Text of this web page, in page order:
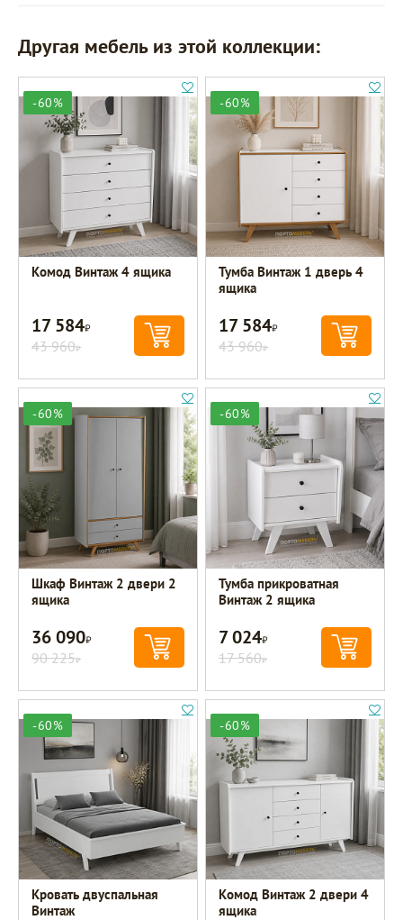
Другая мебель из этой коллекции:
-60%
Комод Винтаж 4 ящика
17 584Р
43 960Р
-60%
Тумба Винтаж 1 дверь 4
ящика
17 584Р
43 960Р
-60%
Шкаф Винтаж 2 двери 2
ящика
36 090Р
90 225Р
-60%
Тумба прикроватная
Винтаж 2 ящика
7 024Р
17 560Р
-60%
Кровать двуспальная
Винтаж
-60%
Комод Винтаж 2 двери 4
ящика